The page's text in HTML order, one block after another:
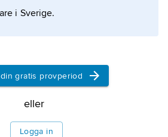
med kyl-
om artikeln
i Sverige.
gratis provperiod
eller
Logga in